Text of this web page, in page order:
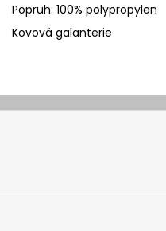
Popruh: 100% polypropylen
Kovová galanterie